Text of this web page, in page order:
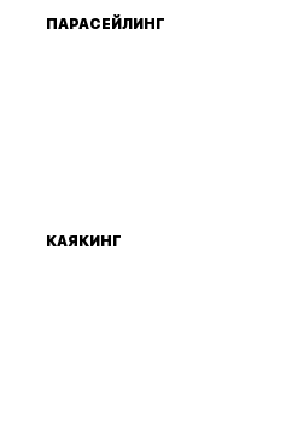
ПАРАСЕЙЛИНГ
КАЯКИНГ